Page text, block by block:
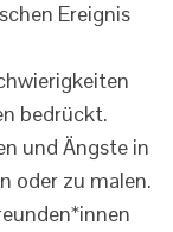
Ereignis
bedrückt.
und Ängste in
oder zu malen.